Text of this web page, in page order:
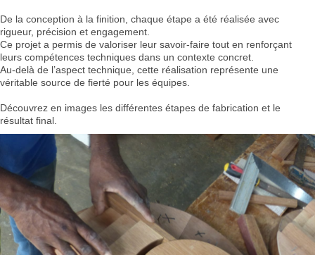
De la conception à la finition, chaque étape a été réalisée avec
rigueur, précision et engagement.
Ce projet a permis de valoriser leur savoir-faire tout en renforçant
leurs compétences techniques dans un contexte concret.
Au-delà de l’aspect technique, cette réalisation représente une
véritable source de fierté pour les équipes.
Découvrez en images les différentes étapes de fabrication et le
résultat final.